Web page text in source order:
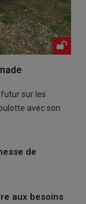
sur les
avec son
de
aux besoins